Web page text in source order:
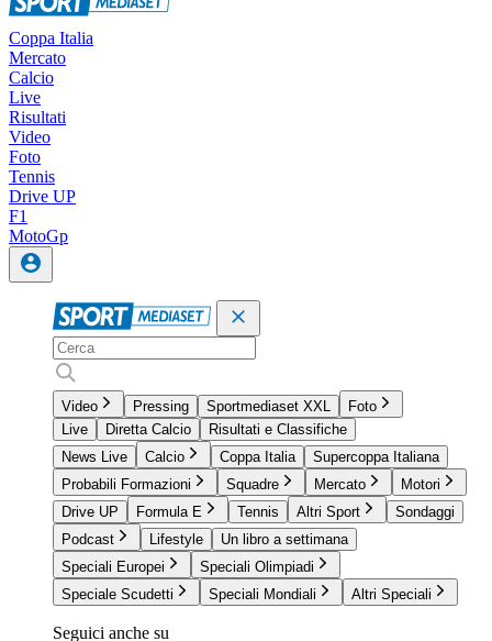
Coppa Italia
Mercato
Calcio
Live
Risultati
Video
Foto
Tennis
Drive UP
F1
MotoGp
Video Pressing Sportmediaset XXL
Foto
Live
Diretta Calcio
Risultati e Classifiche
News Live
Calcio Coppa Italia
Supercoppa Italiana
Probabili Formazioni
Squadre Mercato
Motori
Drive UP
Formula E Tennis Altri Sport
Sondaggi
Podcast
Lifestyle
Un libro a settimana
Speciali Europei
Speciali Olimpiadi
Speciale Scudetti
Speciali Mondiali Altri Speciali
Seguici anche su